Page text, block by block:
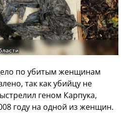
по убитым женщинам
так как убийцу не
геном Карпука,
году на одной из женщин.